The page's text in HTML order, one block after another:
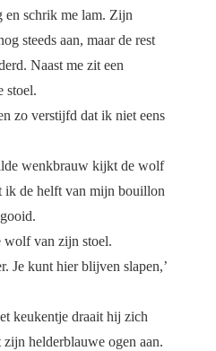
schrik me lam. Zijn
steeds aan, maar de rest
Naast me zit een
stoel.
zo verstijfd dat ik niet eens
wenkbrauw kijkt de wolf
ik de helft van mijn bouillon
wolf van zijn stoel.
Je kunt hier blijven slapen,’
keukentje draait hij zich
helderblauwe ogen aan.